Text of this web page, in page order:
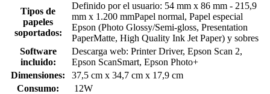
Tipos de
papeles
soportados:
Definido por el usuario: 54 mm x 86 mm - 215,9
mm x 1.200 mmPapel normal, Papel especial
Epson (Photo Glossy/Semi-gloss, Presentation
PaperMatte, High Quality Ink Jet Paper) y sobres
Software
incluido:
Descarga web: Printer Driver, Epson Scan 2,
Epson ScanSmart, Epson Photo+
Dimensiones:
37,5 cm x 34,7 cm x 17,9 cm
Consumo:
12W